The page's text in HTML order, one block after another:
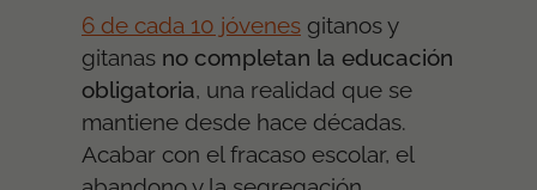
6 de cada 10 jóvenes gitanos y
gitanas no completan la educación
obligatoria, una realidad que se
mantiene desde hace décadas.
Acabar con el fracaso escolar, el